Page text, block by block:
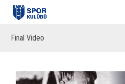
Final Video
Video